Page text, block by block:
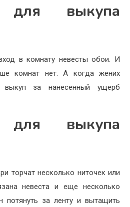
для выкупа
в комнату невесты обои. И
комнат нет. А когда жених
выкуп за нанесенный ущерб
для выкупа
торчат несколько ниточек или
невеста и еще несколько
потянуть за ленту и вытащить